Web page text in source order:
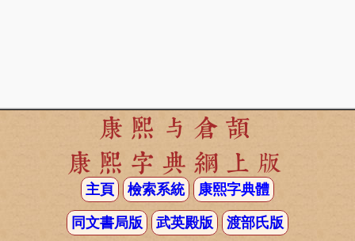
康熙与倉頡
康熙字典網上版
主頁 檢索系統 康熙字典體
同文書局版 武英殿版 渡部氏版